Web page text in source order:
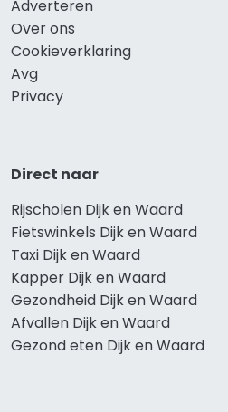
Adverteren
Over ons
Cookieverklaring
Avg
Privacy
Direct naar
Rijscholen Dijk en Waard
Fietswinkels Dijk en Waard
Taxi Dijk en Waard
Kapper Dijk en Waard
Gezondheid Dijk en Waard
Afvallen Dijk en Waard
Gezond eten Dijk en Waard